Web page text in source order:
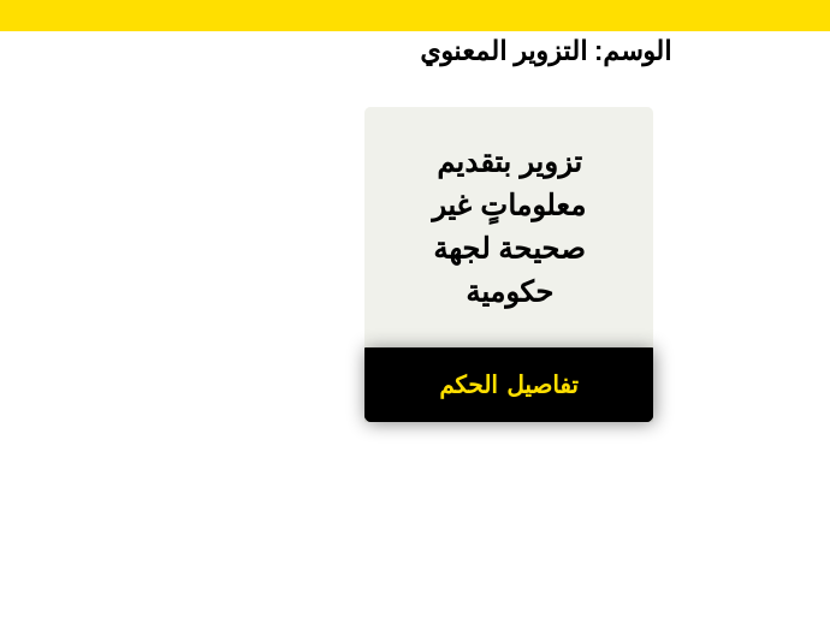
الوسم: التزوير المعنوي
تزوير بتقديم
معلوماتٍ غير
صحيحة لجهة
حكومية
تفاصيل الحكم